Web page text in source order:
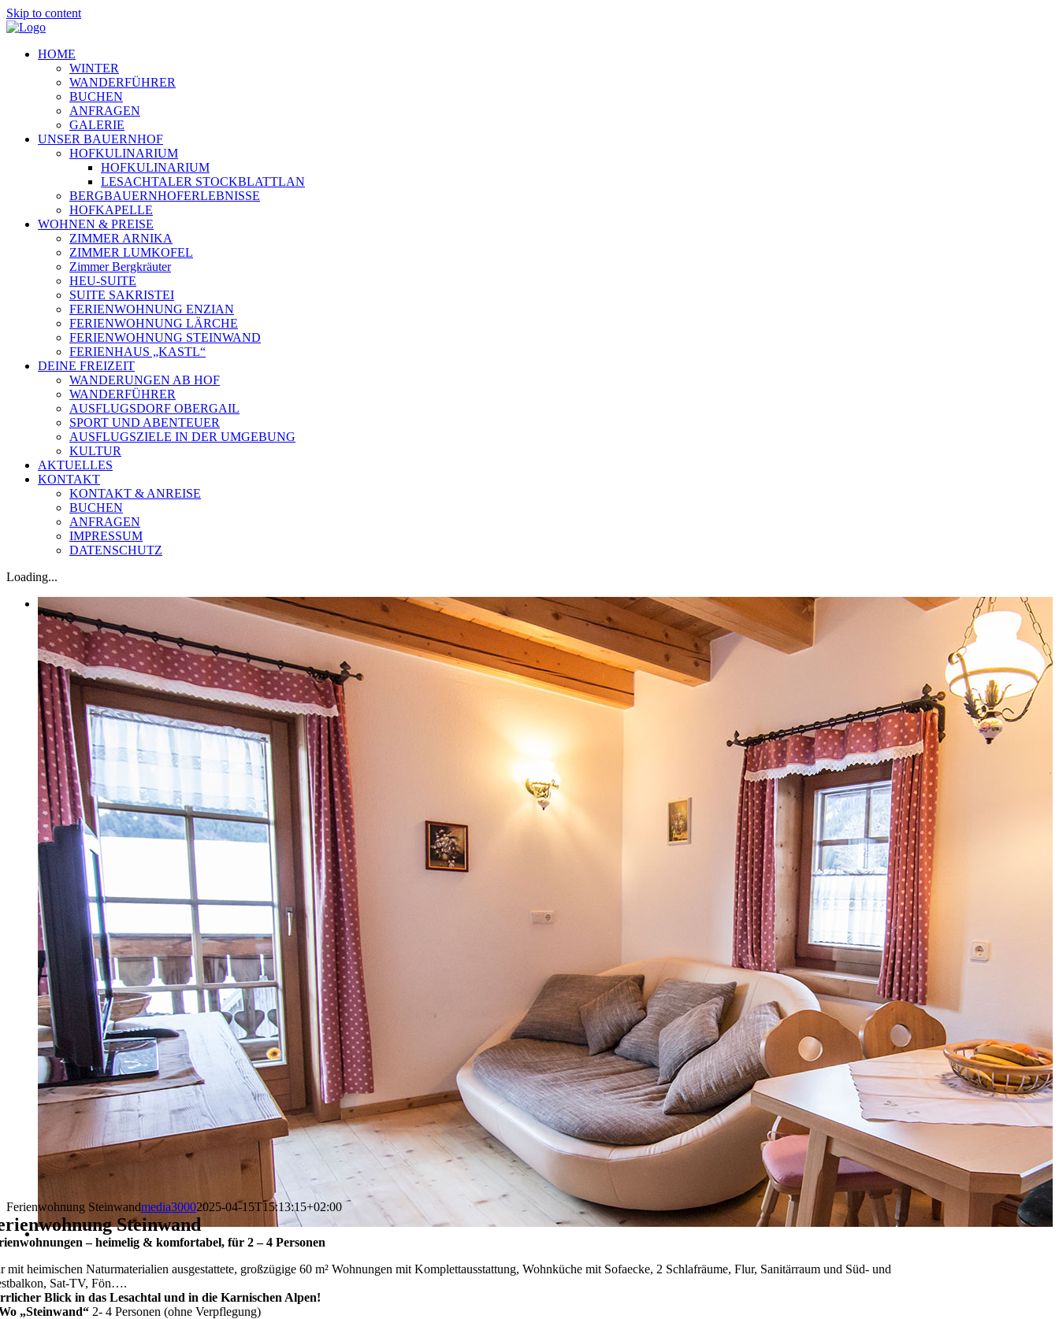
Skip to content
HOME
WINTER
WANDERFÜHRER
BUCHEN
ANFRAGEN
GALERIE
UNSER BAUERNHOF
HOFKULINARIUM
HOFKULINARIUM
LESACHTALER STOCKBLATTLAN
BERGBAUERNHOFERLEBNISSE
HOFKAPELLE
WOHNEN & PREISE
ZIMMER ARNIKA
ZIMMER LUMKOFEL
Zimmer Bergkräuter
HEU-SUITE
SUITE SAKRISTEI
FERIENWOHNUNG ENZIAN
FERIENWOHNUNG LÄRCHE
FERIENWOHNUNG STEINWAND
FERIENHAUS „KASTL“
DEINE FREIZEIT
WANDERUNGEN AB HOF
WANDERFÜHRER
AUSFLUGSDORF OBERGAIL
SPORT UND ABENTEUER
AUSFLUGSZIELE IN DER UMGEBUNG
KULTUR
AKTUELLES
KONTAKT
KONTAKT & ANREISE
BUCHEN
ANFRAGEN
IMPRESSUM
DATENSCHUTZ
Loading...
Ferienwohnung Steinwandmedia30002025-04-15T15:13:15+02:00
Steinwand
– heimelig & komfortabel, für 2 – 4 Personen
mit heimischen Naturmaterialien ausgestattete, großzügige 60 m² Wohnungen mit Komplettausstattung, Wohnküche mit Sofaecke, 2 Schlafräume, Flur, Sanitärraum und Süd- und
Sat-TV, Fön….
Blick in das Lesachtal und in die Karnischen Alpen!
„Steinwand“ 2- 4 Personen (ohne Verpflegung)